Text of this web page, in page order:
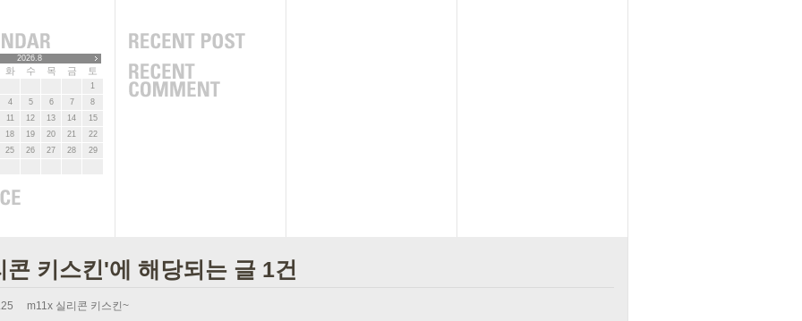
2026.8
화 수 목 금 토
1
4
5 6 7
8
11
12 13 14
15
18
19 20 21
22
25
26 27 28 29
콘 키스킨'에 해당되는 글 1건
m11x 실리콘 키스킨~